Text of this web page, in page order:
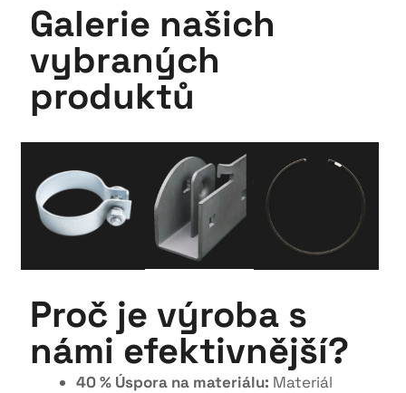
Galerie našich
vybraných
produktů
Proč je výroba s
námi efektivnější?
40 % Úspora na materiálu: Materiál